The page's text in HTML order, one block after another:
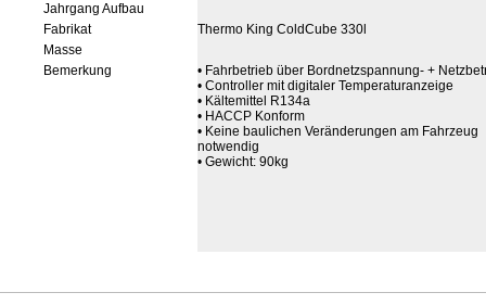
Jahrgang Aufbau
Fabrikat
Thermo King ColdCube 330l
Masse
Bemerkung
• Fahrbetrieb über Bordnetzspannung- +
• Controller mit digitaler Temperaturanzeige
• Kältemittel R134a
• HACCP Konform
• Keine baulichen Veränderungen am Fahrzeug
notwendig
• Gewicht: 90kg